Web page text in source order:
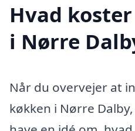
Hvad
i Nørre
Når du overvejer at
køkken i Nørre